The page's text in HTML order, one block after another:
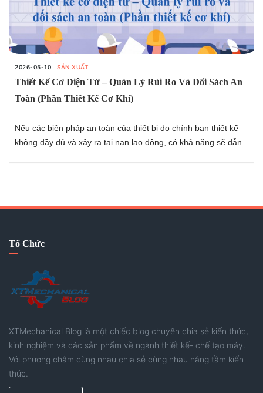
2026-05-10 SẢN XUẤT
Thiết Kế Cơ Điện Tử – Quản Lý Rủi Ro Và Đối Sách An
Toàn (Phần Thiết Kế Cơ Khí)
Nếu các biện pháp an toàn của thiết bị do chính bạn thiết kế
không đầy đủ và xảy ra tai nạn lao động, có khả năng sẽ dẫn
Tổ Chức
XTMechanical Blog là một chiếc blog chuyên chia sẻ kiến thức,
kinh nghiệm và các sản phẩm về ngành thiết kế- chế tạo máy.
Với phương châm cùng nhau chia sẻ cùng nhau nâng tầm kiến
thức.